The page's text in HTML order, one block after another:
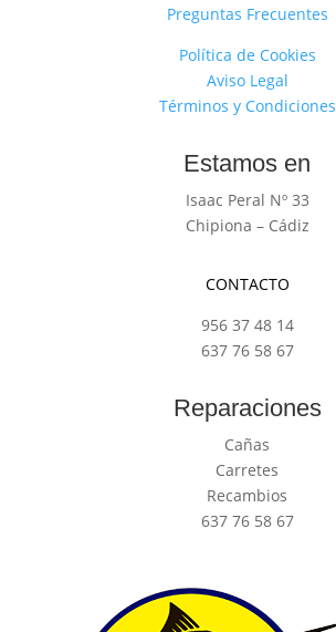
Preguntas Frecuentes
Política de Cookies
Aviso Legal
Términos y Condiciones
Estamos en
Isaac Peral Nº 33
Chipiona – Cádiz
CONTACTO
956 37 48 14
637 76 58 67
Reparaciones
Cañas
Carretes
Recambios
637 76 58 67